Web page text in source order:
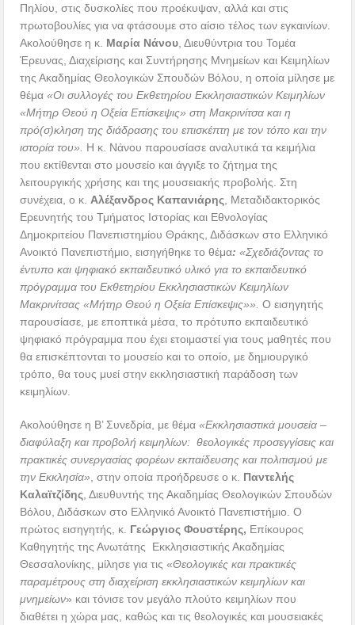
Πηλίου, στις δυσκολίες που προέκυψαν, αλλά και στις
πρωτοβουλίες για να φτάσουμε στο αίσιο τέλος των εγκαινίων.
Ακολούθησε η κ. Μαρία Νάνου , Διευθύντρια του Τομέα
Έρευνας, Διαχείρισης και Συντήρησης Μνημείων και Κειμηλίων
της Ακαδημίας Θεολογικών Σπουδών Βόλου, η οποία μίλησε με
θέμα«Οι συλλογές του Εκθετηρίου Εκκλησιαστικών Κειμηλίων
«Μήτηρ Θεού η Οξεία Επίσκεψις» στη Μακρινίτσα και η
πρό(σ)κληση της διάδρασης του επισκέπτη με τον τόπο και την
ιστορία του». Η κ. Νάνου παρουσίασε αναλυτικά τα κειμήλια
που εκτίθενται στο μουσείο και άγγιξε το ζήτημα της
λειτουργικής χρήσης και της μουσειακής προβολής. Στη
συνέχεια, ο κ. Αλέξανδρος Καπανιάρης , Μεταδιδακτορικός
Ερευνητής του Τμήματος Ιστορίας και Εθνολογίας
Δημοκριτείου Πανεπιστημίου Θράκης, Διδάσκων στο Ελληνικό
Ανοικτό Πανεπιστήμιο, εισηγήθηκε το θέμα:«Σχεδιάζοντας το
έντυπο και ψηφιακό εκπαιδευτικό υλικό για το εκπαιδευτικό
πρόγραμμα του Εκθετηρίου Εκκλησιαστικών Κειμηλίων
Μακρινίτσας «Μήτηρ Θεού η Οξεία Επίσκεψις»».Ο εισηγητής
παρουσίασε, με εποπτικά μέσα, το πρότυπο εκπαιδευτικό
ψηφιακό πρόγραμμα που έχει ετοιμαστεί για τους μαθητές που
θα επισκέπτονται το μουσείο και το οποίο, με δημιουργικό
τρόπο, θα τους μυεί στην εκκλησιαστική παράδοση των
κειμηλίων.
Ακολούθησε η Β’ Συνεδρία, με θέμα«Εκκλησιαστικά μουσεία –
διαφύλαξη και προβολή κειμηλίων: θεολογικές προσεγγίσεις και
πρακτικές συνεργασίας φορέων εκπαίδευσης και πολιτισμού με
την Εκκλησία» , στην οποία προήδρευσε ο κ. Παντελής
Καλαϊτζίδης , Διευθυντής της Ακαδημίας Θεολογικών Σπουδών
Βόλου, Διδάσκων στο Ελληνικό Ανοικτό Πανεπιστήμιο. Ο
πρώτος εισηγητής, κ. Γεώργιος Φουστέρης, Επίκουρος
Καθηγητής της Ανωτάτης Εκκλησιαστικής Ακαδημίας
Θεσσαλονίκης, μίλησε για τις «Θεολογικές και πρακτικές
παραμέτρους στη διαχείριση εκκλησιαστικών κειμηλίων και
μνημείων» και τόνισε τον μεγάλο πλούτο κειμηλίων που
διαθέτει η χώρα μας, καθώς και τις θεολογικές και μουσειακές